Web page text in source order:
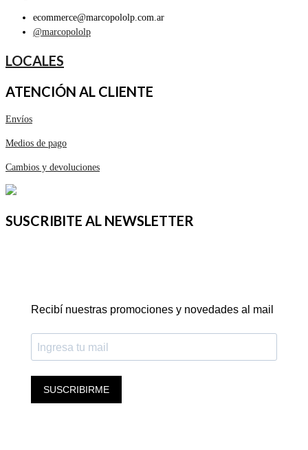
ecommerce@marcopololp.com.ar
@marcopololp
LOCALES
ATENCIÓN AL CLIENTE
Envíos
Medios de pago
Cambios y devoluciones
SUSCRIBITE AL NEWSLETTER
Recibí nuestras promociones y novedades al mail
SUSCRIBIRME